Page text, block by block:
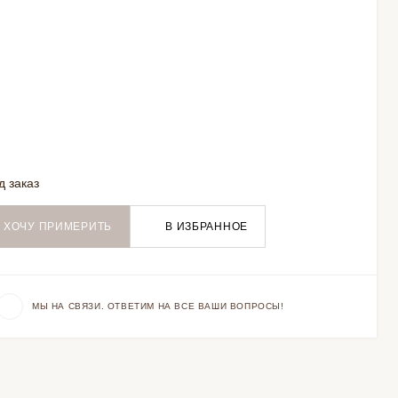
заказ
ХОЧУ ПРИМЕРИТЬ В ИЗБРАННОЕ
МЫ НА СВЯЗИ. ОТВЕТИМ НА ВСЕ ВАШИ ВОПРОСЫ!